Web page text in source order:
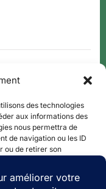
des technologies
aux informations des
nous permettra de
de navigation ou les ID
ou de retirer son